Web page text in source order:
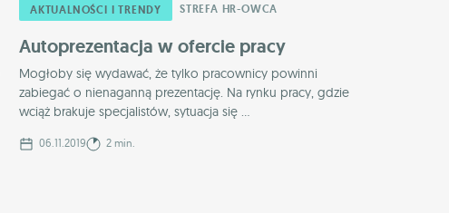
AKTUALNOŚCI I TRENDY STREFA HR-OWCA
Autoprezentacja w ofercie pracy
Mogłoby się wydawać, że tylko pracownicy powinni
zabiegać o nienaganną prezentację. Na rynku pracy, gdzie
wciąż brakuje specjalistów, sytuacja się ...
06.11.2019 2 min.